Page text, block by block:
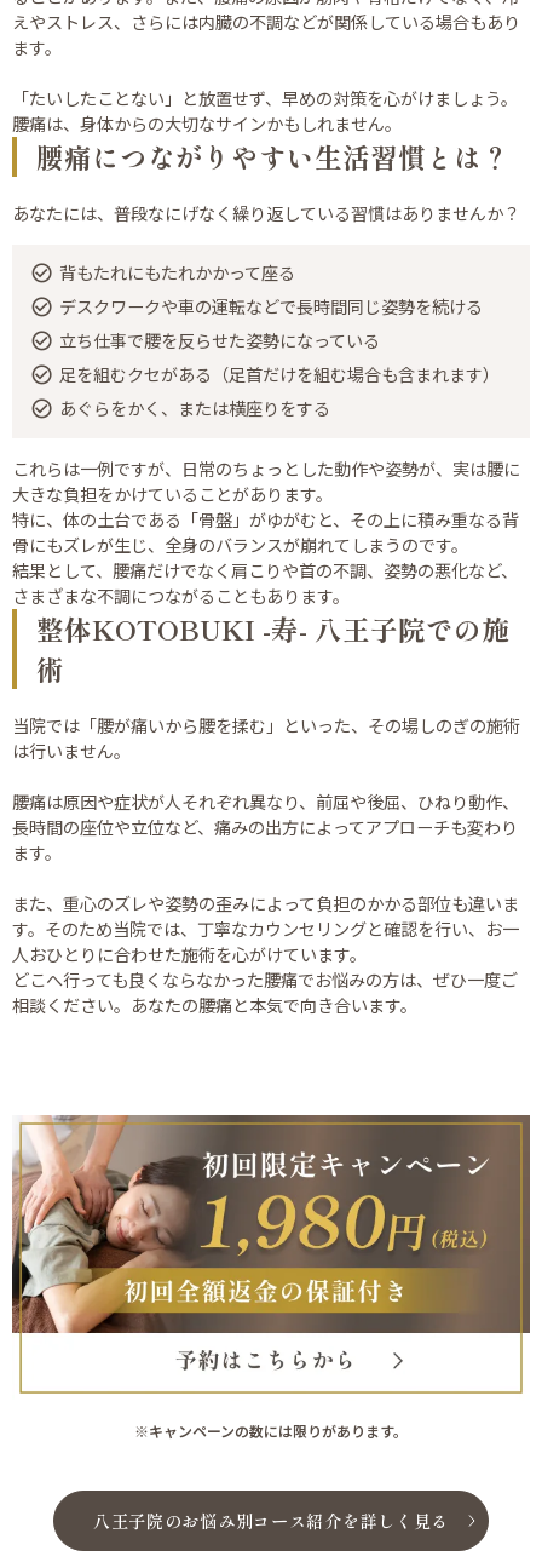
えやストレス、さらには内臓の不調などが関係している場合もあり
ます。
「たいしたことない」と放置せず、早めの対策を心がけましょう。
腰痛は、身体からの大切なサインかもしれません。
腰痛につながりやすい生活習慣とは？
あなたには、普段なにげなく繰り返している習慣はありませんか？
背もたれにもたれかかって座る
デスクワークや車の運転などで長時間同じ姿勢を続ける
立ち仕事で腰を反らせた姿勢になっている
足を組むクセがある（足首だけを組む場合も含まれます）
あぐらをかく、または横座りをする
これらは一例ですが、日常のちょっとした動作や姿勢が、実は腰に
大きな負担をかけていることがあります。
特に、体の土台である「骨盤」がゆがむと、その上に積み重なる背
骨にもズレが生じ、全身のバランスが崩れてしまうのです。
結果として、腰痛だけでなく肩こりや首の不調、姿勢の悪化など、
さまざまな不調につながることもあります。
整体KOTOBUKI -寿- 八王子院での施
術
当院では「腰が痛いから腰を揉む」といった、その場しのぎの施術
は行いません。
腰痛は原因や症状が人それぞれ異なり、前屈や後屈、ひねり動作、
長時間の座位や立位など、痛みの出方によってアプローチも変わり
ます。
また、重心のズレや姿勢の歪みによって負担のかかる部位も違いま
す。そのため当院では、丁寧なカウンセリングと確認を行い、お一
人おひとりに合わせた施術を心がけています。
どこへ行っても良くならなかった腰痛でお悩みの方は、ぜひ一度ご
相談ください。あなたの腰痛と本気で向き合います。
※キャンペーンの数には限りがあります。
八王子院のお悩み別コース紹介を詳しく見る